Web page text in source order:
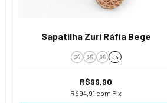
Sapatilha Zuri Ráfia Bege
34 35 36 + 4
R$99,90
R$94,91 com Pix